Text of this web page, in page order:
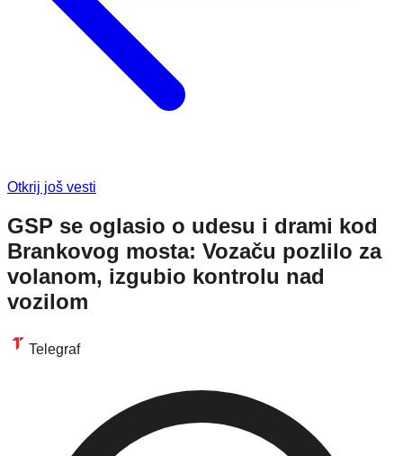
Otkrij još vesti
GSP se oglasio o udesu i drami kod
Brankovog mosta: Vozaču pozlilo za
volanom, izgubio kontrolu nad
vozilom
Telegraf